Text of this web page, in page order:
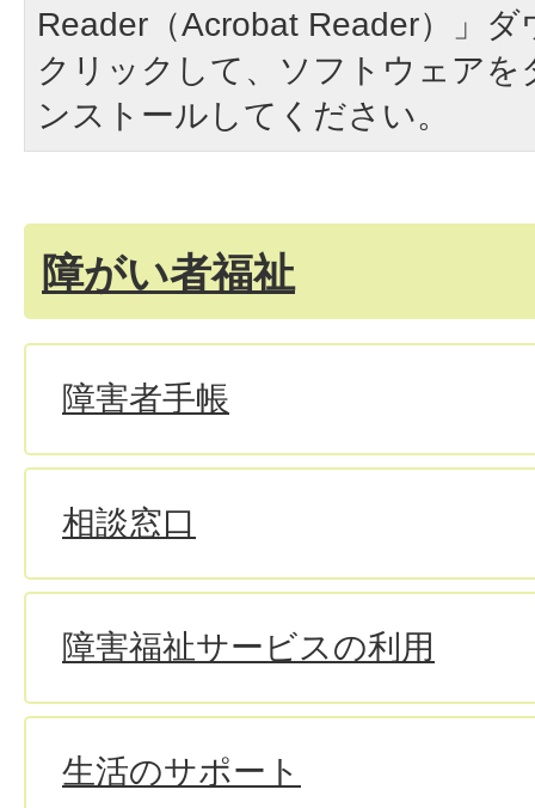
Reader（Acrobat Reader）」
クリックして、ソフトウェア
ンストールしてください。
障がい者福祉
障害者手帳
相談窓口
障害福祉サービスの利用
生活のサポート